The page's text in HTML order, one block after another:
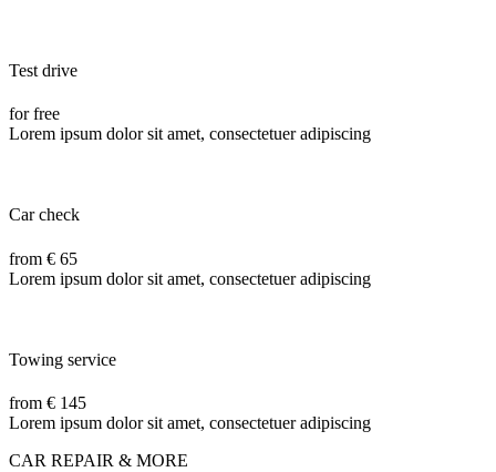
Test drive
for free
Lorem ipsum dolor sit amet, consectetuer adipiscing
Car check
from € 65
Lorem ipsum dolor sit amet, consectetuer adipiscing
Towing service
from € 145
Lorem ipsum dolor sit amet, consectetuer adipiscing
CAR REPAIR & MORE